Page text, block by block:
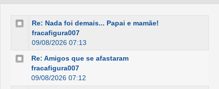
Re: Nada foi demais... Papai e mamãe!
fracafigura007
09/08/2026 07:13
Re: Amigos que se afastaram
fracafigura007
09/08/2026 07:12